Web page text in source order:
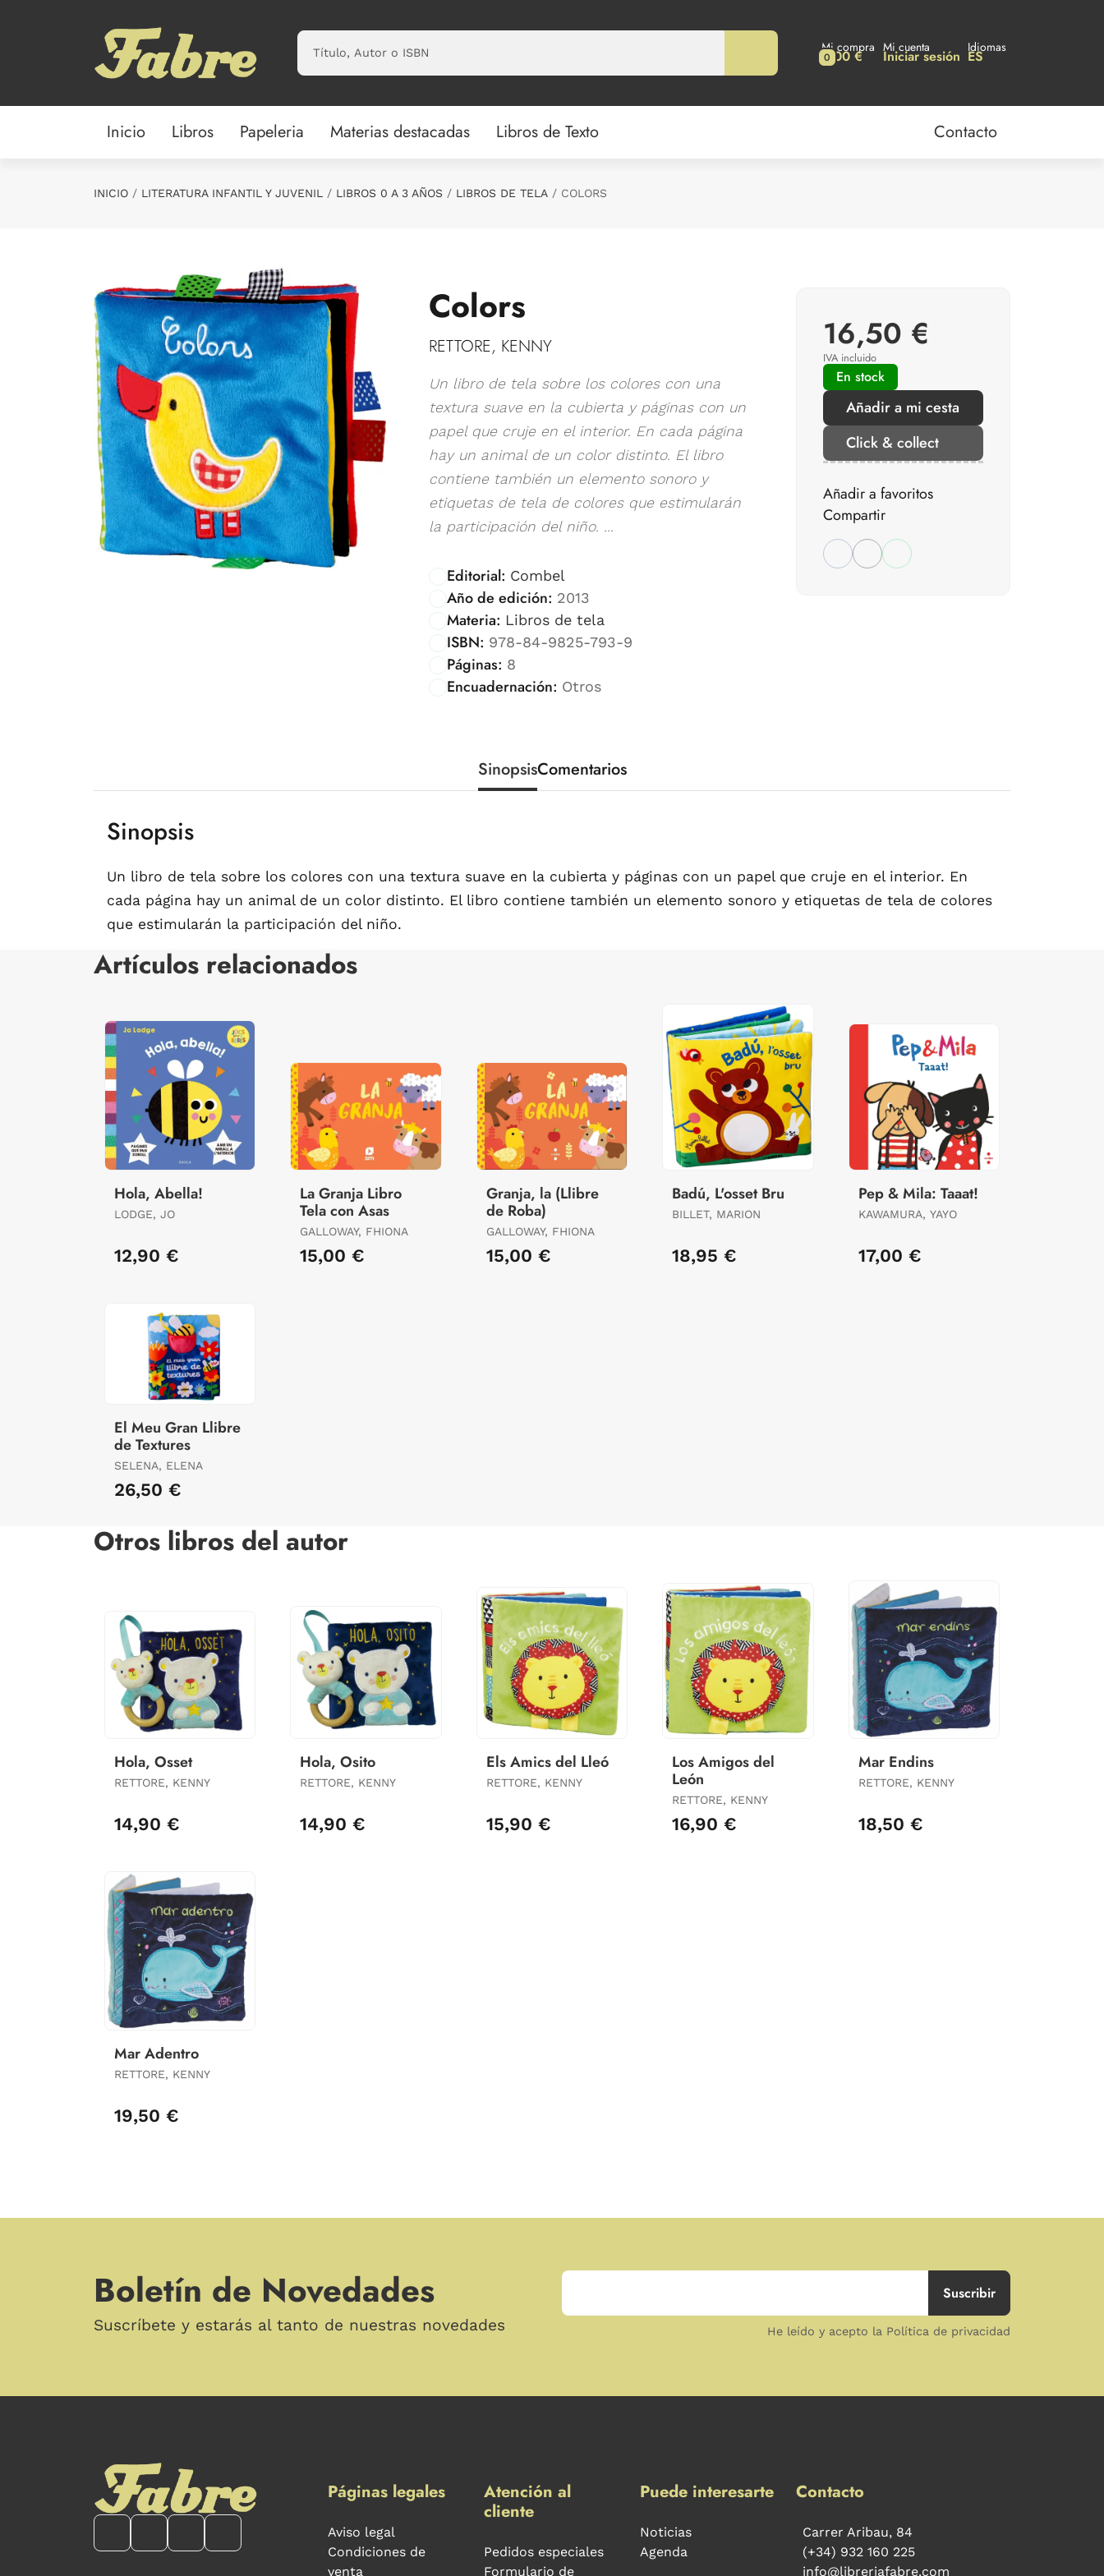
0
Mi compra
0,00 € Mi cuenta
Iniciar sesión Idiomas
ES
Inicio Libros Papeleria Materias destacadas Libros de Texto Contacto
INICIO LITERATURA INFANTIL Y JUVENIL LIBROS 0 A 3 AÑOS LIBROS DE TELA COLORS
Colors
RETTORE, KENNY
Un libro de tela sobre los colores con una
textura suave en la cubierta y páginas con un
papel que cruje en el interior. En cada página
hay un animal de un color distinto. El libro
contiene también un elemento sonoro y
etiquetas de tela de colores que estimularán
la participación del niño. ...
Editorial: Combel
Año de edición: 2013
Materia: Libros de tela
ISBN: 978-84-9825-793-9
Páginas: 8
Encuadernación: Otros
16,50 €
IVA incluido
En stock
Añadir a mi cesta
Click & collect
Añadir a favoritos
Compartir
SinopsisComentarios
Sinopsis
Un libro de tela sobre los colores con una textura suave en la cubierta y páginas con un papel que cruje en el interior. En
cada página hay un animal de un color distinto. El libro contiene también un elemento sonoro y etiquetas de tela de colores
que estimularán la participación del niño.
Artículos relacionados
Hola, Abella!
LODGE, JO
12,90 €
La Granja Libro
Tela con Asas
GALLOWAY, FHIONA
15,00 €
Granja, la (Llibre
de Roba)
GALLOWAY, FHIONA
15,00 €
Badú, L'osset Bru
BILLET, MARION
18,95 €
Pep & Mila: Taaat!
KAWAMURA, YAYO
17,00 €
El Meu Gran Llibre
de Textures
SELENA, ELENA
26,50 €
Otros libros del autor
Hola, Osset
RETTORE, KENNY
14,90 €
Hola, Osito
RETTORE, KENNY
14,90 €
Els Amics del Lleó
RETTORE, KENNY
15,90 €
Los Amigos del
León
RETTORE, KENNY
16,90 €
Mar Endins
RETTORE, KENNY
18,50 €
Mar Adentro
RETTORE, KENNY
19,50 €
Boletín de Novedades
Suscríbete y estarás al tanto de nuestras novedades He leído y acepto la Política de privacidad
Páginas legales
Aviso legal
Condiciones de
venta
Atención al
cliente
Pedidos especiales
Formulario de
Puede interesarte
Noticias
Agenda
Contacto
Carrer Aribau, 84
(+34) 932 160 225
info@libreriafabre.com